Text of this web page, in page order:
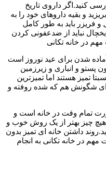
کنید.اگر داروی تاریخ
و بقیه داروهای خود را به
فریزر باید به طور کامل
نباید از ضدعفونی کردن
در خانه تکانی
شدن برای عید نوروز است
پستو و انباری و زیرزمین
تمیز هستند اما تمیزترین
شگونش هم که شده روفته و
تمام وقت در خانه است و
هیچ چیز بهتر از یک روش خوب و
داشتن خانه ای تمیز بدون
در خانه تکانی به انجام